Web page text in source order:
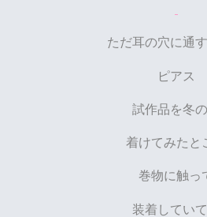
ただ耳の穴に通
ピアス
試作品を冬
着けてみたと
巻物に触っ
装着してい